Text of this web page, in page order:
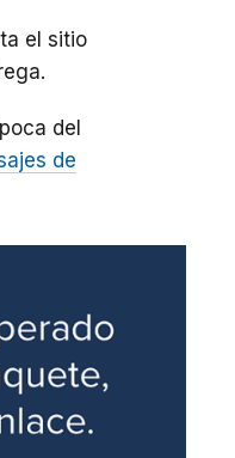
el sitio
del
de